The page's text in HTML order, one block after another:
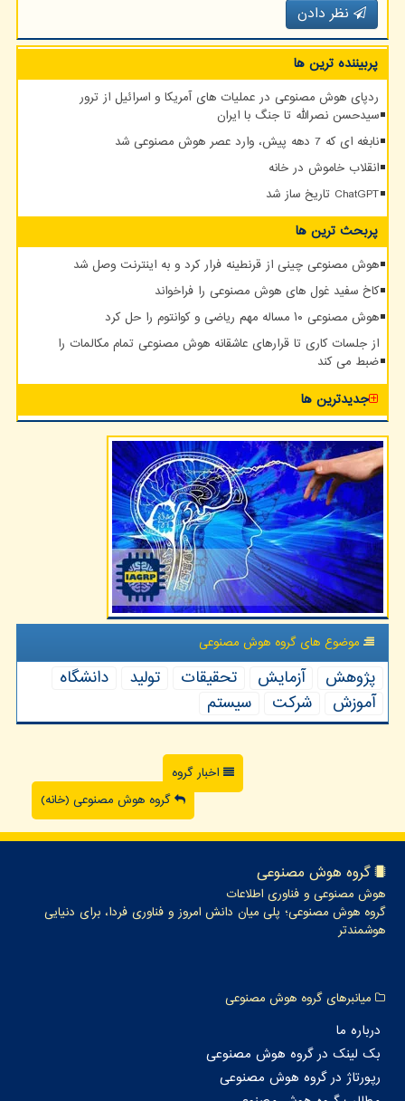
نظر دادن
پربیننده ترین ها
ردپای هوش مصنوعی در عملیات های آمریکا و اسرائیل از ترور
سیدحسن نصرالله تا جنگ با ایران
نابغه ای که 7 دهه پیش، وارد عصر هوش مصنوعی شد
انقلاب خاموش در خانه
ChatGPT تاریخ ساز شد
پربحث ترین ها
هوش مصنوعی چینی از قرنطینه فرار کرد و به اینترنت وصل شد
کاخ سفید غول های هوش مصنوعی را فراخواند
هوش مصنوعی ۱۰ مساله مهم ریاضی و کوانتوم را حل کرد
از جلسات کاری تا قرارهای عاشقانه هوش مصنوعی تمام مکالمات را
ضبط می کند
جدیدترین ها
موضوع های گروه هوش مصنوعی
پژوهش آزمایش تحقیقات تولید
دانشگاه
آموزش
شركت سیستم
اخبار گروه
گروه هوش مصنوعی (خانه)
گروه هوش مصنوعی
هوش مصنوعی و فناوری اطلاعات
گروه هوش مصنوعی؛ پلی میان دانش امروز و فناوری فردا، برای دنیایی
هوشمندتر
میانبرهای گروه هوش مصنوعی
درباره ما
بک لینک در گروه هوش مصنوعی
رپورتاژ در گروه هوش مصنوعی